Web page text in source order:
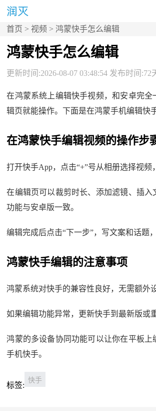
首页 > 视频 > 鸿蒙快手怎么编辑
鸿蒙快手怎么编辑
更新时间:2026-08-07 03:48:54 发布时间:72
在鸿蒙系统上编辑快手视频，和安卓完全
辑页就能操作。下面是在鸿蒙手机编辑快
在鸿蒙快手编辑视频的操作步
打开快手App，点击“+”号从相册选择视频
在编辑页可以裁剪时长、添加滤镜、插入
功能与安卓版一致。
编辑完成后点击“下一步”，写文案和话题
鸿蒙快手编辑的注意事项
鸿蒙系统对快手的兼容性良好，无需额外
如果编辑功能异常，更新快手到最新版或
鸿蒙的多设备协同功能可以让你在平板上
手机快手。
标签:
快手